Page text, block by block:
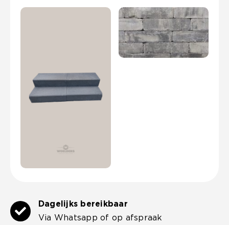
aantal
Dagelijks bereikbaar
Via Whatsapp of op afspraak